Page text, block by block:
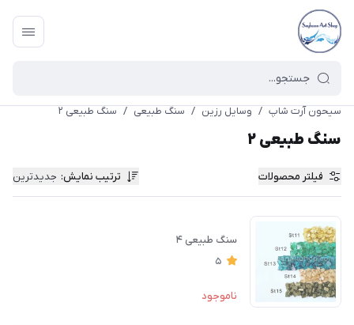
سیحون آرت شاپ / وسایل رزین / سنگ طبیعی / سنگ طبیعی ۲
سنگ طبیعی ۲
فیلتر محصولات ترتیب نمایش: جدیدترین
سنگ طبیعی ۴
5
ناموجود